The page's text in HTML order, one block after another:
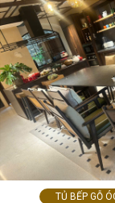
TỦ BẾP GỖ